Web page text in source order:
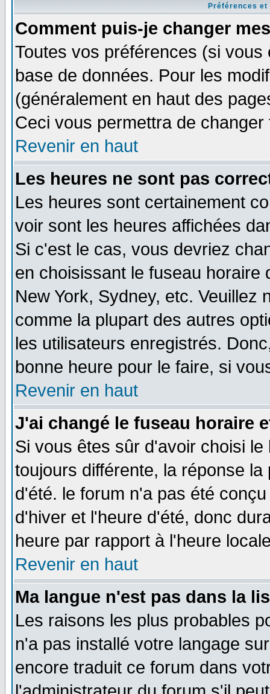
Préférences
Comment puis-je changer
Toutes vos préférences (si
base de données. Pour les
(généralement en haut des
Ceci vous permettra de
Revenir en haut
Les heures ne sont pas
Les heures sont certainement
voir sont les heures affichées
Si c'est le cas, vous devriez
en choisissant le fuseau
New York, Sydney, etc. Veuillez
comme la plupart des autres
les utilisateurs enregistrés.
bonne heure pour le faire, si
Revenir en haut
J'ai changé le fuseau horaire
Si vous êtes sûr d'avoir choisi
toujours différente, la réponse
d'été. le forum n'a pas été
d'hiver et l'heure d'été, donc
heure par rapport à l'heure
Revenir en haut
Ma langue n'est pas dans la
Les raisons les plus probables
n'a pas installé votre langage
encore traduit ce forum dans